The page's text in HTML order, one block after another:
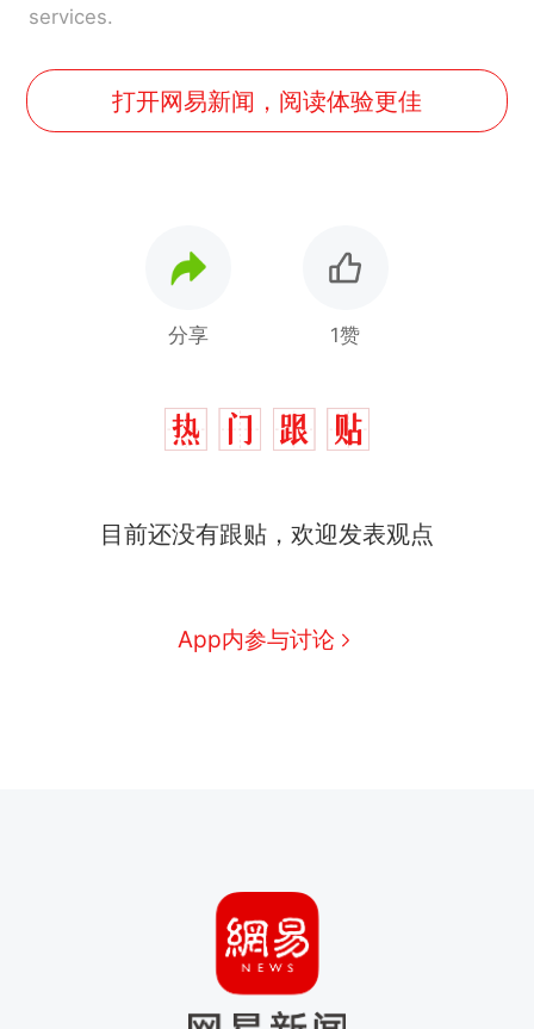
services.
打开网易新闻，阅读体验更佳
分享 1赞
目前还没有跟贴，欢迎发表观点
App内参与讨论